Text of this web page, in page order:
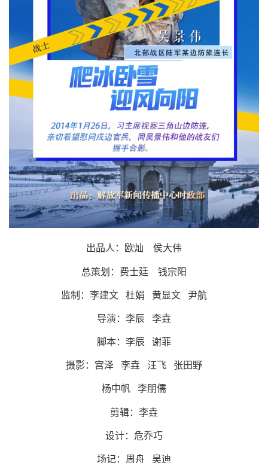
出品人：欧灿 侯大伟
总策划：费士廷 钱宗阳
监制：李建文 杜娟 黄显文 尹航
导演：李辰 李垚
脚本：李辰 谢菲
摄影：宫泽 李垚 汪飞 张田野
杨中帆 李朋儒
剪辑：李垚
设计：危乔巧
场记：周舟 吴迪